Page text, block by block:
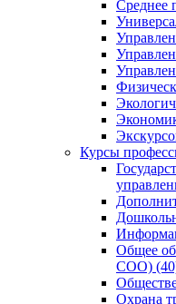
Среднее
Курсы
Общее
СОО)
Охрана